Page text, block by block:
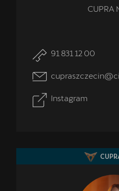
CUPRA
91 831 12 00
Instagram